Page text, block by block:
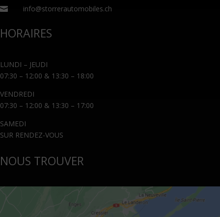
 info@storrerautomobiles.ch
HORAIRES
LUNDI – JEUDI
07:30 – 12:00 & 13:30 – 18:00
VENDREDI
07:30 – 12:00 & 13:30 – 17:00
SAMEDI
SUR RENDEZ-VOUS
NOUS TROUVER